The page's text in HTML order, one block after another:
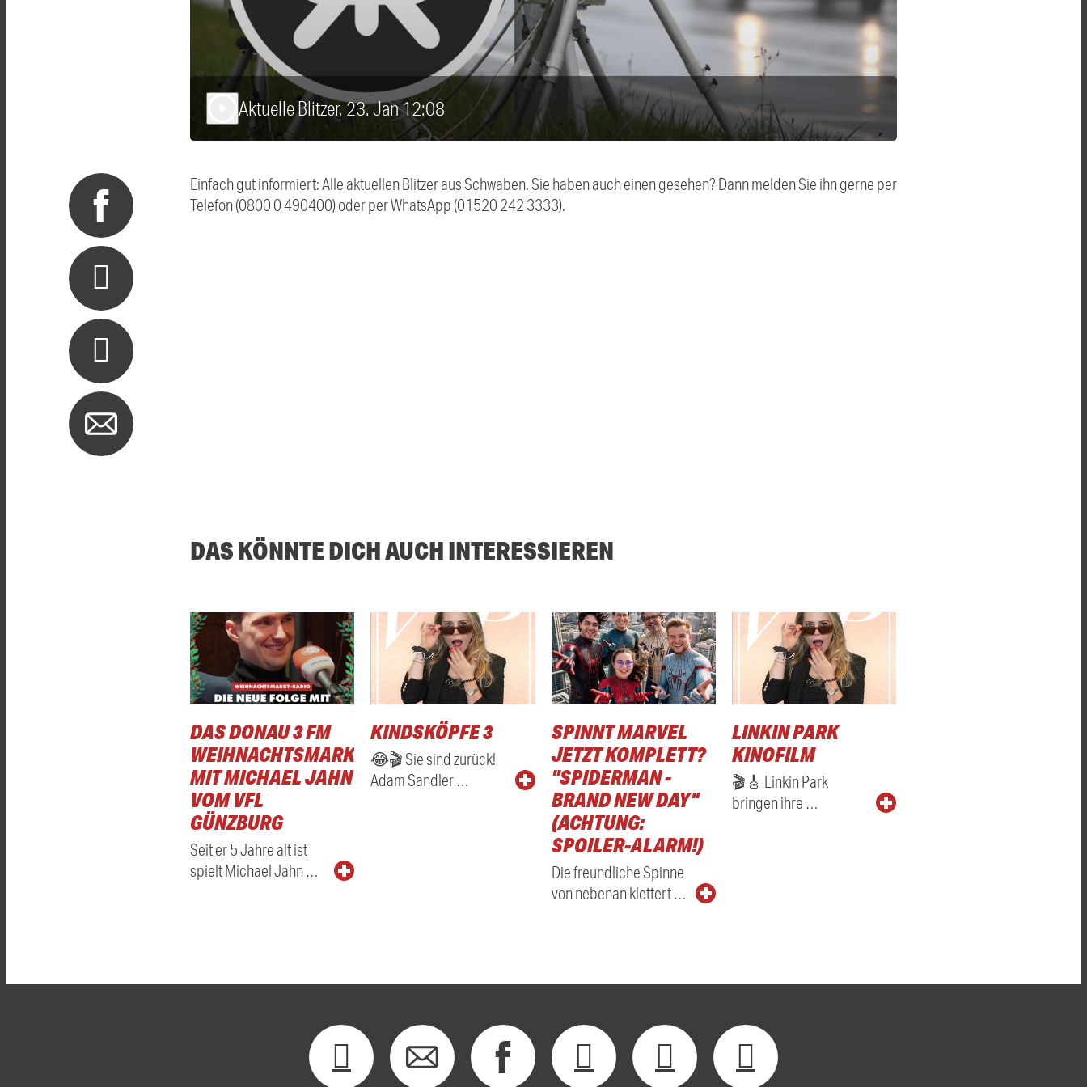
Aktuelle Blitzer, 23. Jan 12:08
Einfach gut informiert: Alle aktuellen Blitzer aus Schwaben. Sie haben auch einen gesehen? Dann melden Sie ihn gerne per
Telefon (0800 0 490400) oder per WhatsApp (01520 242 3333).
DAS KÖNNTE DICH AUCH INTERESSIEREN
DAS DONAU 3 FM
WEIHNACHTSMARKTRADIO
MIT MICHAEL JAHN
VOM VFL
GÜNZBURG
Seit er 5 Jahre alt ist
spielt Michael Jahn …
KINDSKÖPFE 3
😂🎬 Sie sind zurück!
Adam Sandler …
SPINNT MARVEL
JETZT KOMPLETT?
"SPIDERMAN -
BRAND NEW DAY"
(ACHTUNG:
SPOILER-ALARM!)
Die freundliche Spinne
von nebenan klettert …
LINKIN PARK
KINOFILM
🎬🎸 Linkin Park
bringen ihre …